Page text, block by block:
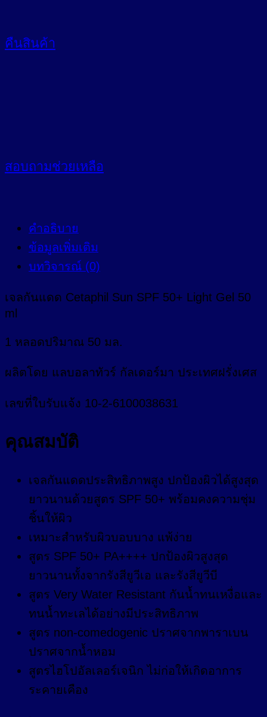
คืนสินค้า
สอบถามช่วยเหลือ
คำอธิบาย
ข้อมูลเพิ่มเติม
บทวิจารณ์ (0)
เจลกันแดด Cetaphil Sun SPF 50+ Light Gel 50
ml
1 หลอดปริมาณ 50 มล.
ผลิตโดย แลบอลาทัวร์ กัลเดอร์มา ประเทศฝรั่งเศส
เลขที่ใบรับแจ้ง 10-2-6100038631
คุณสมบัติ
เจลกันแดดประสิทธิภาพสูง ปกป้องผิวได้สูงสุด
ยาวนานด้วยสูตร SPF 50+ พร้อมคงความชุ่ม
ชิ้นให้ผิว
เหมาะสำหรับผิวบอบบาง แพ้ง่าย
สูตร SPF 50+ PA++++ ปกป้องผิวสูงสุด
ยาวนานทั้งจากรังสียูวีเอ และรังสียูวีบี
สูตร Very Water Resistant กันน้ำทนเหงื่อและ
ทนน้ำทะเลได้อย่างมีประสิทธิภาพ
สูตร non-comedogenic ปราศจากพาราเบน
ปราศจากน้ำหอม
สูตรไฮโปอัลเลอร์เจนิก ไม่ก่อให้เกิดอาการ
ระคายเคือง